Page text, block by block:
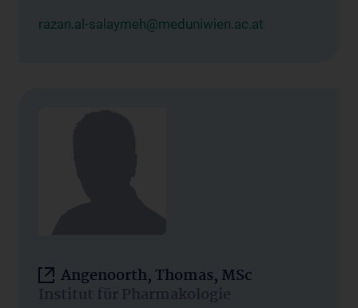
razan.al-salaymeh@meduniwien.ac.at
Angenoorth, Thomas, MSc
Institut für Pharmakologie